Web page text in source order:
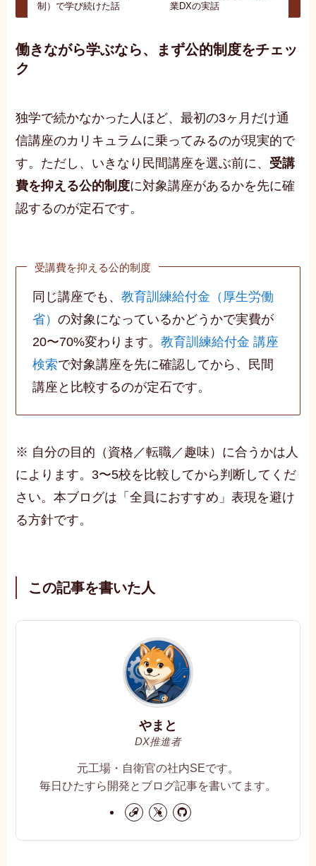
制）で学び続けた話
業DXの実話
働きながら学ぶなら、まず公的制度をチェッ
ク
独学で続かなかった人ほど、最初の3ヶ月だけ通
信講座のカリキュラムに乗ってみるのが現実的で
す。ただし、いきなり民間講座を選ぶ前に、 受講
費を抑える公的制度に対象講座があるかを先に確
認するのが定石です。
受講費を抑える公的制度
同じ講座でも、 教育訓練給付金（厚生労働
省） の対象になっているかどうかで実費が
20〜70%変わります。 教育訓練給付金 講座
検索で対象講座を先に確認してから、民間
講座と比較するのが定石です。
※ 自分の目的（資格／転職／趣味）に合うかは人
によります。3〜5校を比較してから判断してくだ
さい。本ブログは「全員におすすめ」表現を避け
る方針です。
この記事を書いた人
やまと
DX推進者
元工場・自衛官の社内SEです。
毎日ひたすら開発とブログ記事を書いてます。